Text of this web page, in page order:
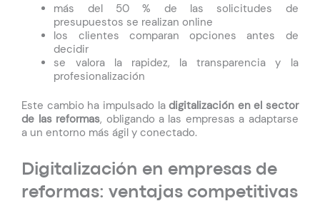
más del 50 % de las solicitudes de
presupuestos se realizan online
los clientes comparan opciones antes de
decidir
se valora la rapidez, la transparencia y la
profesionalización
Este cambio ha impulsado ladigitalización en el sector
de las reformas, obligando a las empresas a adaptarse
a un entorno más ágil y conectado.
Digitalización en empresas de
reformas: ventajas competitivas